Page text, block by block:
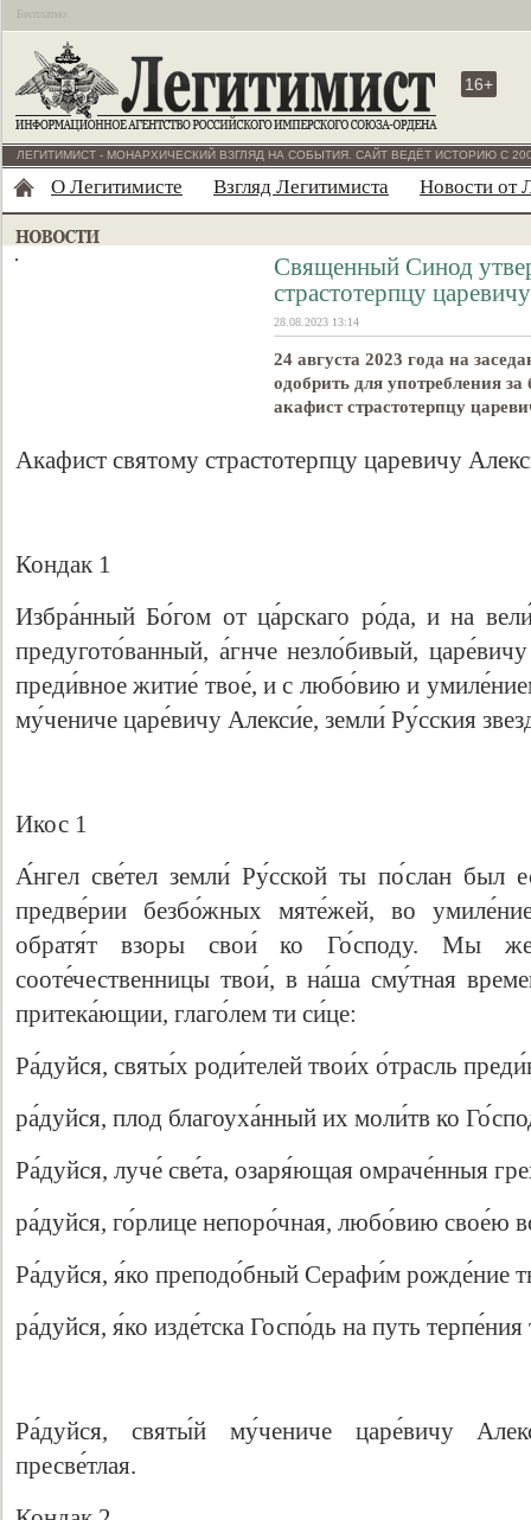
Бесплатно
16+
ЛЕГИТИМИСТ - МОНАРХИЧЕСКИЙ ВЗГЛЯД НА СОБЫТИЯ. САЙТ ВЕДЁТ ИСТОРИЮ С
О Легитимисте Взгляд Легитимиста Новости от
Священный Синод
страстотерпцу
28.08.2023 13:14
24 августа 2023 года на
одобрить для употребления
акафист страстотерпцу
Акафист святому страстотерпцу царевичу
Кондак 1
Избра́нный Бо́гом от ца́рскаго ро́да, и на
предугото́ванный, а́гнче незло́бивый,
преди́вное житие́ твое́, и с любо́вию и
му́чениче царе́вичу Алекси́е, земли́ Ру́сския
Икос 1
А́нгел све́тел земли́ Ру́сской ты по́слан
предве́рии безбо́жных мяте́жей, во
обратя́т взоры свои́ ко Го́споду. Мы
сооте́чественницы твои́, в на́ша сму́тная
притека́ющии, глаго́лем ти си́це:
Ра́дуйся, святы́х роди́телей твои́х о́трасль
ра́дуйся, плод благоуха́нный их моли́тв ко
Ра́дуйся, луче́ све́та, озаря́ющая омраче́нныя
ра́дуйся, го́рлице непоро́чная, любо́вию свое́ю
Ра́дуйся, я́ко преподо́бный Серафи́м рожде́ние
ра́дуйся, я́ко изде́тска Госпо́дь на путь терпе́ния
Ра́дуйся, святы́й му́чениче царе́вичу
пресве́тлая.